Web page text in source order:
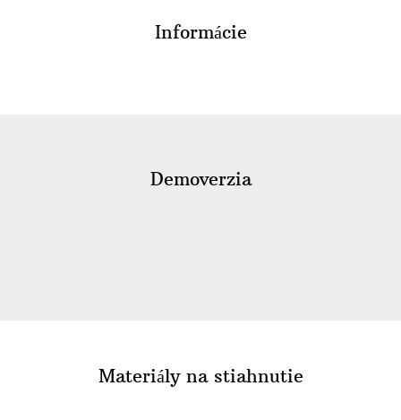
Informácie
Demoverzia
Materiály na stiahnutie